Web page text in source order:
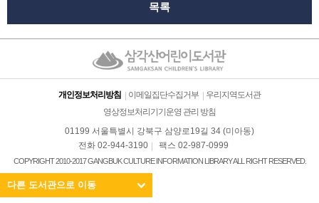
목록
개인정보처리방침 이메일집단수집거부
우리지역도서관
영상정보처리기기운영 관리 방침
01199 서울특별시 강북구 삼양로19길 34 (미아동)
전화 02-944-3190
팩스 02-987-0999
COPYRIGHT 2010-2017 GANGBUK CULTURE INFORMATION LIBRARY ALL RIGHT RESERVED.